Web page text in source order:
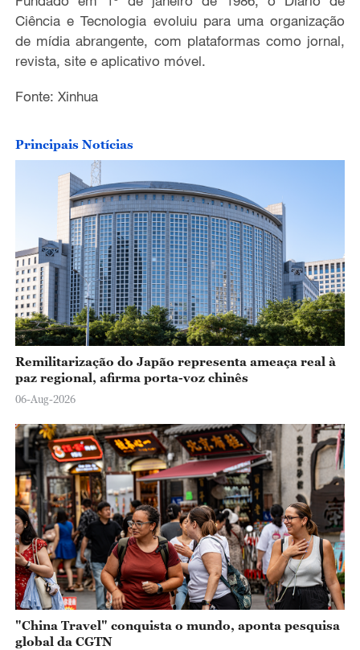
Ciência e Tecnologia evoluiu para uma organização
de mídia abrangente, com plataformas como jornal,
revista, site e aplicativo móvel.
Fonte: Xinhua
Principais Notícias
Remilitarização do Japão representa ameaça real à
paz regional, afirma porta-voz chinês
06-Aug-2026
"China Travel" conquista o mundo, aponta pesquisa
global da CGTN